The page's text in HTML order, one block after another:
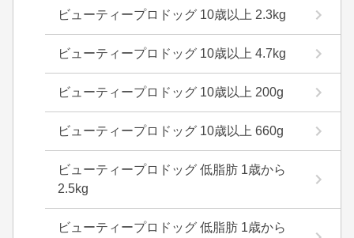
ビューティープロドッグ 10歳以上 2.3kg
ビューティープロドッグ 10歳以上 4.7kg
ビューティープロドッグ 10歳以上 200g
ビューティープロドッグ 10歳以上 660g
ビューティープロドッグ 低脂肪 1歳から
2.5kg
ビューティープロドッグ 低脂肪 1歳から